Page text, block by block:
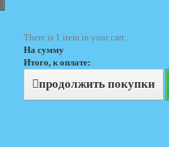
There is 1 item in your cart.
На сумму
Итого, к оплате:
продолжить покупки